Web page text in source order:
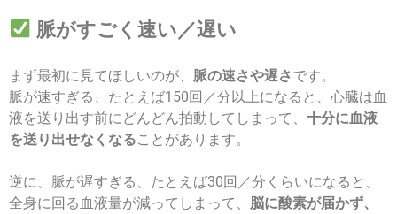
脈がすごく速い／遅い
まず最初に見てほしいのが、 脈の速さや遅さです。
脈が速すぎる、たとえば150回／分以上になると、心臓は血
液を送り出す前にどんどん拍動してしまって、 十分に血液
を送り出せなくなることがあります。
逆に、脈が遅すぎる、たとえば30回／分くらいになると、
全身に回る血液量が減ってしまって、 脳に酸素が届かず、